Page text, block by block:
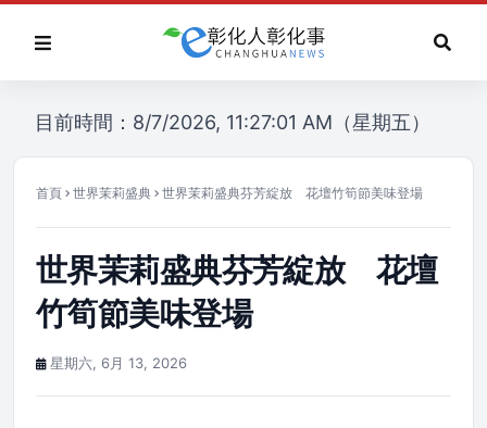
目前時間：8/7/2026, 11:27:01 AM（星期五）
首頁 世界茉莉盛典 世界茉莉盛典芬芳綻放 花壇竹筍節美味登場
世界茉莉盛典芬芳綻放 花壇
竹筍節美味登場
星期六, 6月 13, 2026